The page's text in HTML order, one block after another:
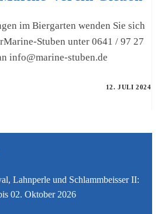
im Biergarten wenden Sie sich
Stuben unter 0641 / 97 27
info@marine-stuben.de
12. JULI 2024
Lahnperle und Schlammbeisser II:
02. Oktober 2026